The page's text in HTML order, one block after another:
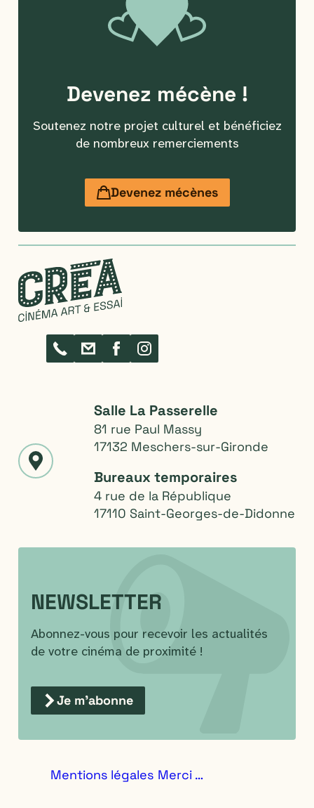
Devenez mécène !
Soutenez notre projet culturel et bénéficiez
de nombreux remerciements
Devenez mécènes
Lieux de projectionSalle La Passerelle
81 rue Paul Massy
17132 Meschers-sur-Gironde
Bureaux temporaires
4 rue de la République
17110 Saint-Georges-de-Didonne
NEWSLETTER
Abonnez-vous pour recevoir les actualités
de votre cinéma de proximité !
Je m'abonne
Mentions légales Merci …